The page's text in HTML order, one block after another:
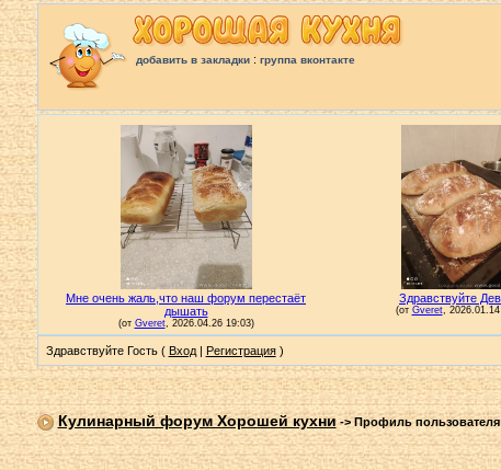
добавить в закладки: группа вконтакте
Здравствуйте Гость ( Вход| Регистрация)
Кулинарный форум Хорошей кухни->Профиль пользователя